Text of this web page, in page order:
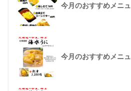
今月のおすすめメニ
今月のおすすめメニ